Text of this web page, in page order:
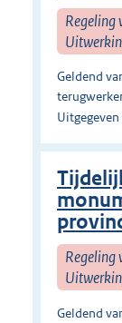
Geldend
Geldend